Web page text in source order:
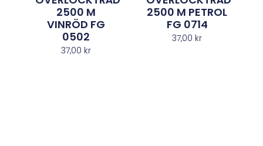
2500 M
VINRÖD FG
0502
37,00 kr
2500 M PETROL
FG 0714
37,00 kr